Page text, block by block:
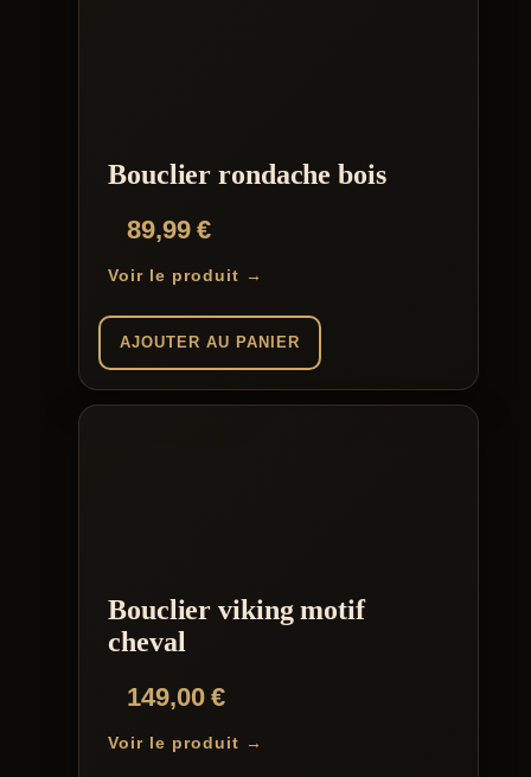
Bouclier rondache bois
89,99€
Voir le produit →
AJOUTER AU PANIER
Bouclier viking motif
cheval
149,00€
Voir le produit →